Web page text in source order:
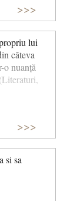
>>>
lui
câteva
o nuanță
>>>
si sa